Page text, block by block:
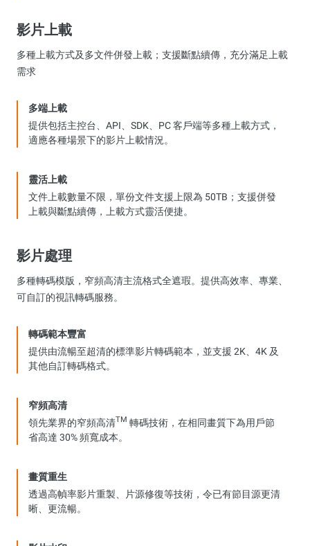
影片上載
多種上載方式及多文件併發上載；支援斷點續傳，充分滿足上載
需求
多端上載
提供包括主控台、API、SDK、PC 客戶端等多種上載方式，
適應各種場景下的影片上載情況。
靈活上載
文件上載數量不限，單份文件支援上限為 50TB；支援併發
上載與斷點續傳，上載方式靈活便捷。
影片處理
多種轉碼模版，窄頻高清主流格式全遮瑕。提供高效率、專業、
可自訂的視訊轉碼服務。
轉碼範本豐富
提供由流暢至超清的標準影片轉碼範本，並支援 2K、4K 及
其他自訂轉碼格式。
窄頻高清
領先業界的窄頻高清TM 轉碼技術，在相同畫質下為用戶節
省高達 30% 頻寬成本。
畫質重生
透過高幀率影片重製、片源修復等技術，令已有節目源更清
晰、更流暢。